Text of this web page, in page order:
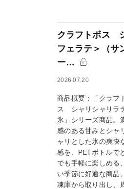
クラフトボス
フェラテ＞（サ
ー…
2026.07.20
商品概要：「クラフ
ス シャリシャリラ
氷」シリーズ商品。
感のある甘みとシャ
ャリとした氷の爽快
感を、PETボトルで
でも手軽に楽しめる
い季節に好適な商品
凍庫から取り出し、